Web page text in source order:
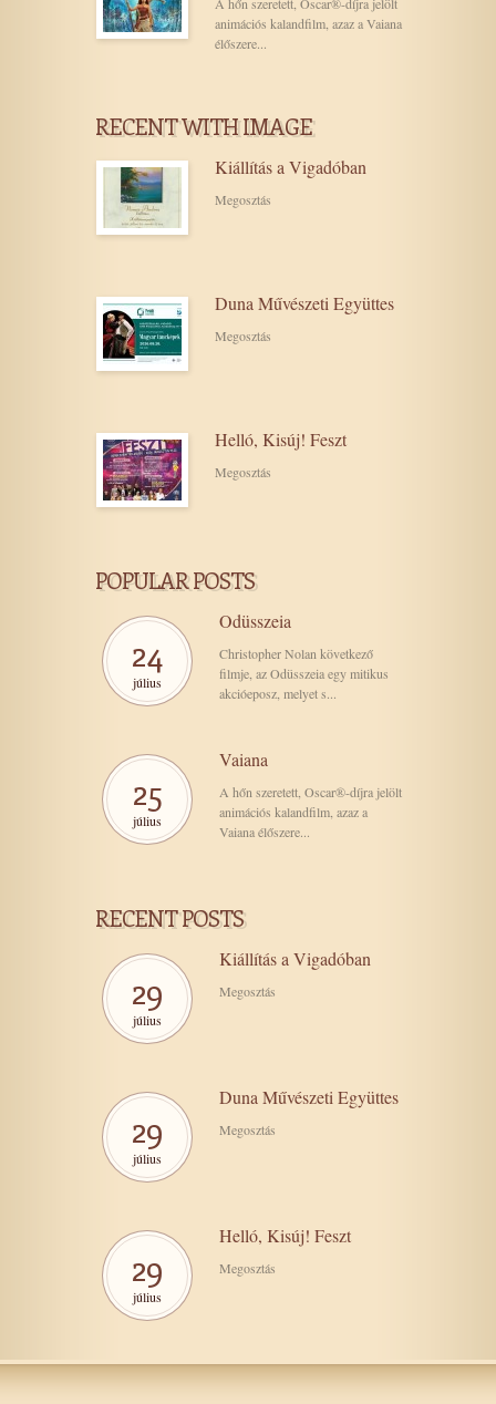
A hőn szeretett, Oscar®-díjra jelölt
animációs kalandfilm, azaz a Vaiana
élőszere...
RECENT WITH IMAGE
Kiállítás a Vigadóban
Megosztás
Duna Művészeti Együttes
Megosztás
Helló, Kisúj! Feszt
Megosztás
POPULAR POSTS
24
július
Odüsszeia
Christopher Nolan következő
filmje, az Odüsszeia egy mitikus
akcióeposz, melyet s...
25
július
Vaiana
A hőn szeretett, Oscar®-díjra jelölt
animációs kalandfilm, azaz a
Vaiana élőszere...
RECENT POSTS
29
július
Kiállítás a Vigadóban
Megosztás
29
július
Duna Művészeti Együttes
Megosztás
29
július
Helló, Kisúj! Feszt
Megosztás